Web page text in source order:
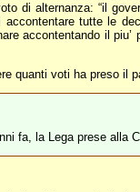
di alternanza: “il
accontentare tutte le
accontentando il
quanti voti ha preso il
fa, la Lega prese alla